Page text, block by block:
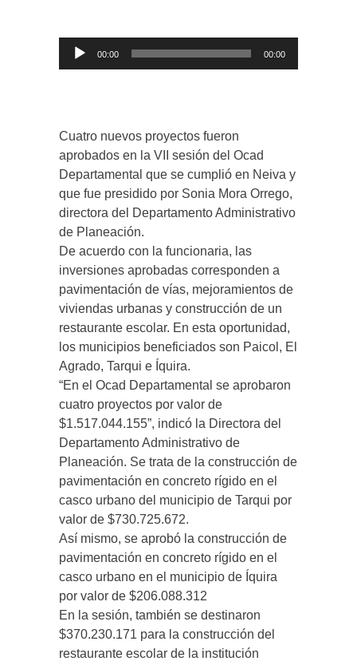
audio
00:00 00:00
Cuatro nuevos proyectos fueron
aprobados en la VII sesión del Ocad
Departamental que se cumplió en Neiva y
que fue presidido por Sonia Mora Orrego,
directora del Departamento Administrativo
de Planeación.
De acuerdo con la funcionaria, las
inversiones aprobadas corresponden a
pavimentación de vías, mejoramientos de
viviendas urbanas y construcción de un
restaurante escolar. En esta oportunidad,
los municipios beneficiados son Paicol, El
Agrado, Tarqui e Íquira.
“En el Ocad Departamental se aprobaron
cuatro proyectos por valor de
$1.517.044.155”, indicó la Directora del
Departamento Administrativo de
Planeación. Se trata de la construcción de
pavimentación en concreto rígido en el
casco urbano del municipio de Tarqui por
valor de $730.725.672.
Así mismo, se aprobó la construcción de
pavimentación en concreto rígido en el
casco urbano en el municipio de Íquira
por valor de $206.088.312
En la sesión, también se destinaron
$370.230.171 para la construcción del
restaurante escolar de la institución